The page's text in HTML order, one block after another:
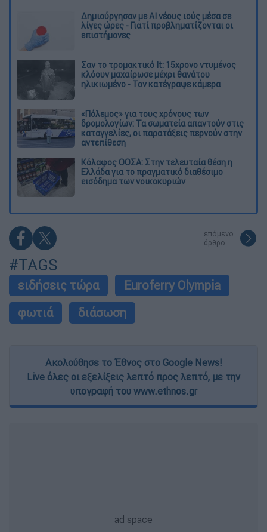
Δημιούργησαν με AI νέους ιούς μέσα σε
λίγες ώρες - Γιατί προβληματίζονται οι
επιστήμονες
Σαν το τρομακτικό It: 15χρονο ντυμένος
κλόουν μαχαίρωσε μέχρι θανάτου
ηλικιωμένο - Τον κατέγραψε κάμερα
«Πόλεμος» για τους χρόνους των
δρομολογίων: Τα σωματεία απαντούν στις
καταγγελίες, οι παρατάξεις περνούν στην
αντεπίθεση
Κόλαφος ΟΟΣΑ: Στην τελευταία θέση η
Ελλάδα για το πραγματικό διαθέσιμο
εισόδημα των νοικοκυριών
επόμενο
άρθρο
#TAGS
ειδήσεις τώρα
Euroferry Olympia
φωτιά
διάσωση
Ακολούθησε το Έθνος στο Google News!
Live όλες οι εξελίξεις λεπτό προς λεπτό, με την
υπογραφή του www.ethnos.gr